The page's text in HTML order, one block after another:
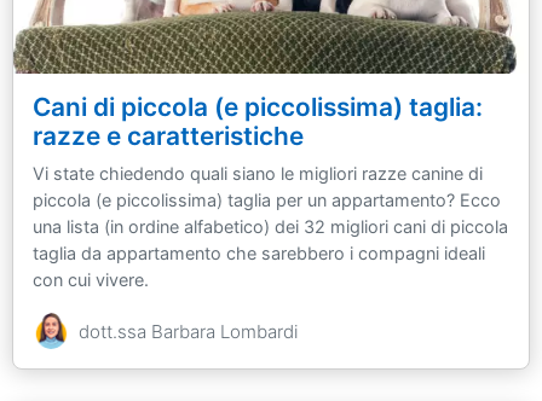
Cani di piccola (e piccolissima) taglia:
razze e caratteristiche
Vi state chiedendo quali siano le migliori razze canine di
piccola (e piccolissima) taglia per un appartamento? Ecco
una lista (in ordine alfabetico) dei 32 migliori cani di piccola
taglia da appartamento che sarebbero i compagni ideali
con cui vivere.
dott.ssa Barbara Lombardi